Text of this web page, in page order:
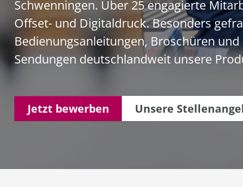
Schwenningen. Über 25 engagierte
Offset- und Digitaldruck. Besonders
Bedienungsanleitungen, Broschüren
Sendungen deutschlandweit unsere
Jetzt bewerben Unsere